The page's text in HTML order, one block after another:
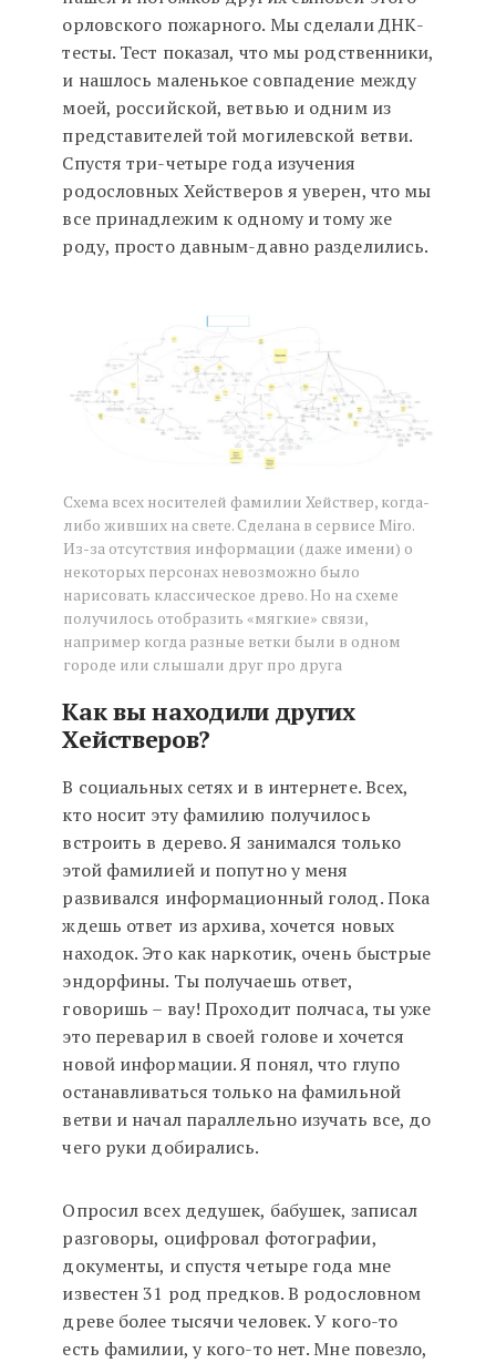
орловского пожарного. Мы сделали ДНК-
тесты. Тест показал, что мы родственники,
и нашлось маленькое совпадение между
моей, российской, ветвью и одним из
представителей той могилевской ветви.
Спустя три-четыре года изучения
родословных Хействеров я уверен, что мы
все принадлежим к одному и тому же
роду, просто давным-давно разделились.
Схема всех носителей фамилии Хействер, когда-
либо живших на свете. Сделана в сервисе Miro.
Из-за отсутствия информации (даже имени) о
некоторых персонах невозможно было
нарисовать классическое древо. Но на схеме
получилось отобразить «мягкие» связи,
например когда разные ветки были в одном
городе или слышали друг про друга
Как вы находили других
Хействеров?
В социальных сетях и в интернете. Всех,
кто носит эту фамилию получилось
встроить в дерево. Я занимался только
этой фамилией и попутно у меня
развивался информационный голод. Пока
ждешь ответ из архива, хочется новых
находок. Это как наркотик, очень быстрые
эндорфины. Ты получаешь ответ,
говоришь – вау! Проходит полчаса, ты уже
это переварил в своей голове и хочется
новой информации. Я понял, что глупо
останавливаться только на фамильной
ветви и начал параллельно изучать все, до
чего руки добирались.
Опросил всех дедушек, бабушек, записал
разговоры, оцифровал фотографии,
документы, и спустя четыре года мне
известен 31 род предков. В родословном
древе более тысячи человек. У кого-то
есть фамилии, у кого-то нет. Мне повезло,